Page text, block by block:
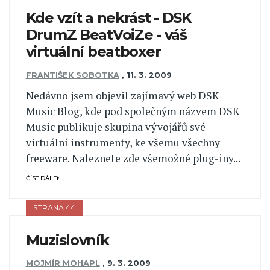
Kde vzít a nekrást - DSK
DrumZ BeatVoiZe - váš
virtuální beatboxer
FRANTIŠEK SOBOTKA , 11. 3. 2009
Nedávno jsem objevil zajímavý web DSK
Music Blog, kde pod společným názvem DSK
Music publikuje skupina vývojářů své
virtuální instrumenty, ke všemu všechny
freeware. Naleznete zde všemožné plug-iny...
ČÍST DÁLE
STRANA 44
Muzislovník
MOJMÍR MOHAPL , 9. 3. 2009